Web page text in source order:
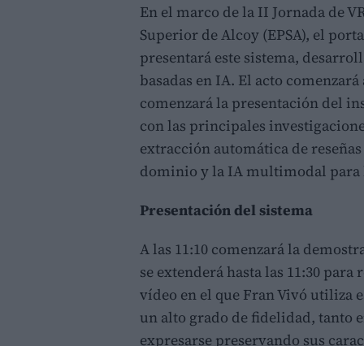
En el marco de la II Jornada de
Superior de Alcoy (EPSA), el
presentará este sistema,
basadas en IA. El acto
comenzará la presentación del
con las principales
extracción automática de
dominio y la IA multimodal para
Presentación del sistema
A las 11:10 comenzará la
se extenderá hasta las 11:30
vídeo en el que Fran Vivó utiliza
un alto grado de fidelidad, tanto
expresarse preservando sus